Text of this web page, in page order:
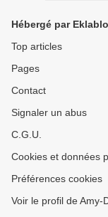
Hébergé par
Top articles
Pages
Contact
Signaler un abus
C.G.U.
Cookies et données
Préférences cookies
Voir le profil de Amy-